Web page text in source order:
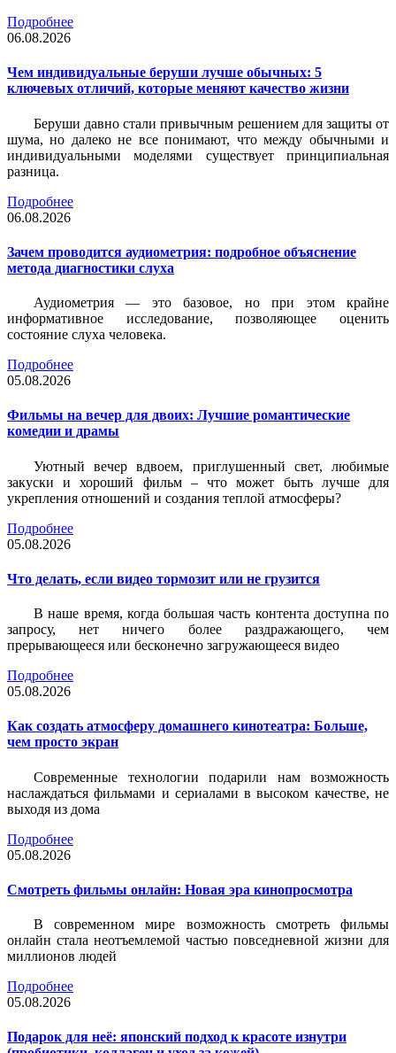
Подробнее
06.08.2026
Чем индивидуальные беруши лучше обычных: 5
ключевых отличий, которые меняют качество жизни
Беруши давно стали привычным решением для защиты от
шума, но далеко не все понимают, что между обычными и
индивидуальными моделями существует принципиальная
разница.
Подробнее
06.08.2026
Зачем проводится аудиометрия: подробное объяснение
метода диагностики слуха
Аудиометрия — это базовое, но при этом крайне
информативное исследование, позволяющее оценить
состояние слуха человека.
Подробнее
05.08.2026
Фильмы на вечер для двоих: Лучшие романтические
комедии и драмы
Уютный вечер вдвоем, приглушенный свет, любимые
закуски и хороший фильм – что может быть лучше для
укрепления отношений и создания теплой атмосферы?
Подробнее
05.08.2026
Что делать, если видео тормозит или не грузится
В наше время, когда большая часть контента доступна по
запросу, нет ничего более раздражающего, чем
прерывающееся или бесконечно загружающееся видео
Подробнее
05.08.2026
Как создать атмосферу домашнего кинотеатра: Больше,
чем просто экран
Современные технологии подарили нам возможность
наслаждаться фильмами и сериалами в высоком качестве, не
выходя из дома
Подробнее
05.08.2026
Смотреть фильмы онлайн: Новая эра кинопросмотра
В современном мире возможность смотреть фильмы
онлайн стала неотъемлемой частью повседневной жизни для
миллионов людей
Подробнее
05.08.2026
Подарок для неё: японский подход к красоте изнутри